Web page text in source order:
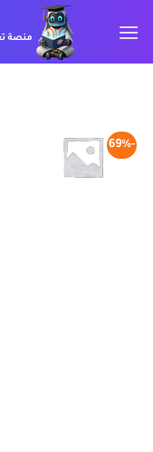
للمحتوى
-69%